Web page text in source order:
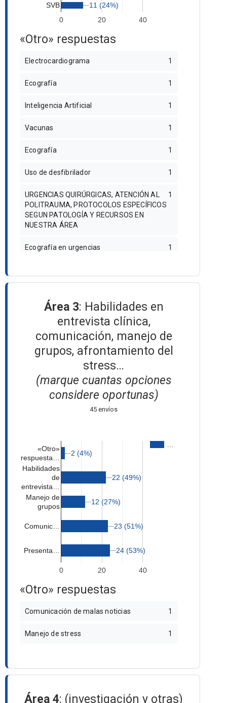
0 20 40
SVB
11 (24%)
11 (24%)
«Otro» respuestas
Electrocardiograma 1
Ecografía 1
Inteligencia Artificial 1
Vacunas 1
Ecografía 1
Uso de desfibrilador 1
URGENCIAS QUIRÚRGICAS, ATENCIÓN AL
POLITRAUMA, PROTOCOLOS ESPECÍFICOS
SEGUN PATOLOGÍA Y RECURSOS EN
NUESTRA ÁREA
1
Ecografía en urgencias 1
Área 3: Habilidades en
entrevista clínica,
comunicación, manejo de
grupos, afrontamiento del
stress…
(marque cuantas opciones
considere oportunas)
45 envíos
0 20 40
«Otro»
respuesta…
Habilidades
de
entrevista…
Manejo de
grupos
Comunic…
Presenta…
2 (4%)
2 (4%)
22 (49%)
22 (49%)
12 (27%)
12 (27%)
23 (51%)
23 (51%)
24 (53%)
24 (53%)
«Otro» respuestas
Comunicación de malas noticias 1
Manejo de stress 1
Área 4: (investigación y otras)